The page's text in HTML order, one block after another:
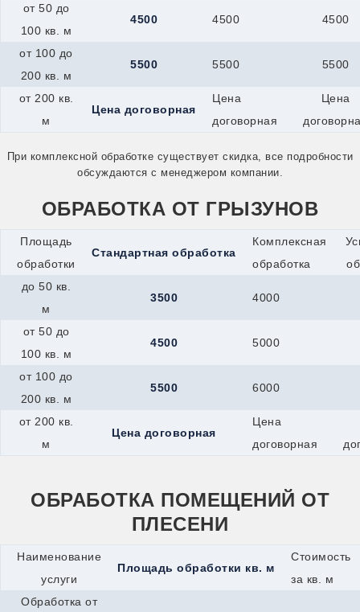
Лыткарино
Мамадыш
Минеральные-Воды
Минусинск
Мичуринск
Можга
Муром
Наро-Фоминск
Новокуйбышевск
Новомичуринск
Новочеркасск
Новый Уренгой
Нязепетровск
Одинцово
Оса
Павловский Посад
Переславль-Залесский
Псков
Пушкино
от 50 до
100 кв. м
4500 4500 4500
от 100 до
200 кв. м
5500 5500 5500
от 200 кв.
м
Цена договорная
Цена
договорная
Цена
При комплексной обработке существует скидка, все подробности
обсуждаются с менеджером компании.
ОБРАБОТКА ОТ ГРЫЗУНОВ
Площадь
обработки
Стандартная обработка
Комплексная
обработка
до 50 кв.
м
3500 4000
от 50 до
100 кв. м
4500 5000
от 100 до
200 кв. м
5500 6000
от 200 кв.
м
Цена договорная
Цена
договорная
ОБРАБОТКА ПОМЕЩЕНИЙ ОТ
ПЛЕСЕНИ
Наименование
услуги
Площадь обработки кв. м
Стоимость
за кв. м
Обработка от